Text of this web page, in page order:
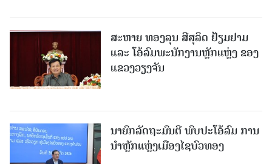
ສະຫາຍ ທອງລຸນ ສີສຸລິດ ຢ້ຽມຢາມ
ແລະ ໂອ້ລົມພະນັກງານຫຼັກແຫຼ່ງ ຂອງ
ແຂວງວຽງຈັນ
ນາຍົກລັດຖະມົນຕີ ພົບປະໂອ້ລົມ ການ
ນຳຫຼັກແຫຼ່ງເມືອງໄຊບົວທອງ